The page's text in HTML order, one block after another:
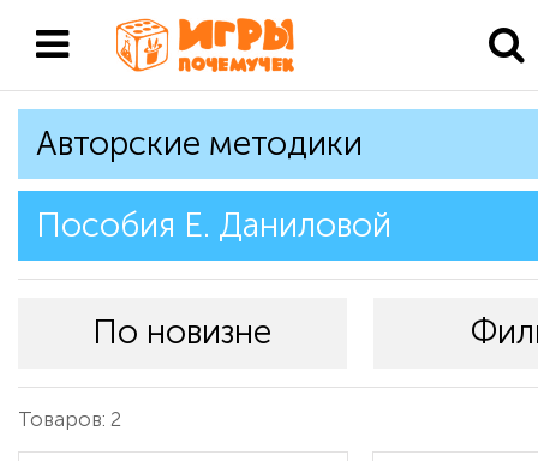
Авторские методики
Пособия Е. Даниловой
По новизне
Товаров: 2